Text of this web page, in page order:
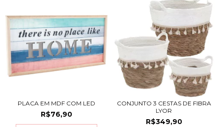
PLACA EM MDF COM LED
R$76,90
CONJUNTO 3 CESTAS DE FIBRA
LYOR
R$349,90